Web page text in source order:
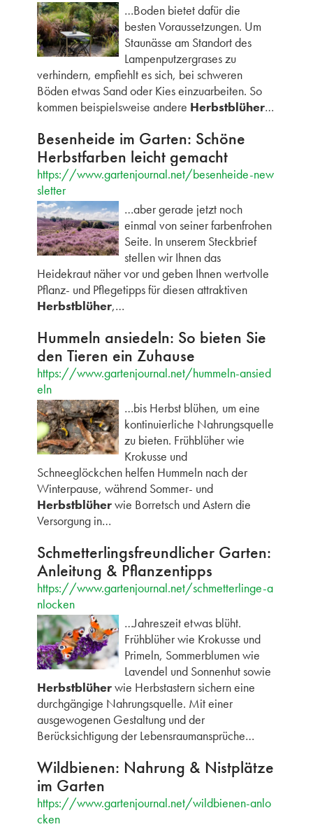
…Boden bietet dafür die
besten Voraussetzungen. Um
Staunässe am Standort des
Lampenputzergrases zu
verhindern, empfiehlt es sich, bei schweren
Böden etwas Sand oder Kies einzuarbeiten. So
kommen beispielsweise andere Herbstblüher…
Besenheide im Garten: Schöne
Herbstfarben leicht gemacht
https://www.gartenjournal.net/besenheide-new
sletter
…aber gerade jetzt noch
einmal von seiner farbenfrohen
Seite. In unserem Steckbrief
stellen wir Ihnen das
Heidekraut näher vor und geben Ihnen wertvolle
Pflanz- und Pflegetipps für diesen attraktiven
Herbstblüher,…
Hummeln ansiedeln: So bieten Sie
den Tieren ein Zuhause
https://www.gartenjournal.net/hummeln-ansied
eln
…bis Herbst blühen, um eine
kontinuierliche Nahrungsquelle
zu bieten. Frühblüher wie
Krokusse und
Schneeglöckchen helfen Hummeln nach der
Winterpause, während Sommer- und
Herbstblüherwie Borretsch und Astern die
Versorgung in…
Schmetterlingsfreundlicher Garten:
Anleitung & Pflanzentipps
https://www.gartenjournal.net/schmetterlinge-a
nlocken
…Jahreszeit etwas blüht.
Frühblüher wie Krokusse und
Primeln, Sommerblumen wie
Lavendel und Sonnenhut sowie
Herbstblüherwie Herbstastern sichern eine
durchgängige Nahrungsquelle. Mit einer
ausgewogenen Gestaltung und der
Berücksichtigung der Lebensraumansprüche…
Wildbienen: Nahrung & Nistplätze
im Garten
https://www.gartenjournal.net/wildbienen-anlo
cken